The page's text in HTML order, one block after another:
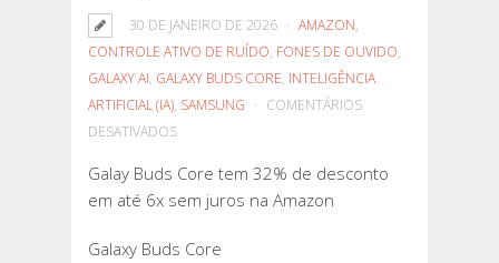
30 DE JANEIRO DE 2026 AMAZON,
CONTROLE ATIVO DE RUÍDO, FONES DE OUVIDO,
GALAXY AI, GALAXY BUDS CORE, INTELIGÊNCIA
ARTIFICIAL (IA), SAMSUNG
COMENTÁRIOS
DESATIVADOSEM
BUDS
CORE
Galay Buds Core tem 32% de desconto
em até 6x sem juros na Amazon
Galaxy Buds Core